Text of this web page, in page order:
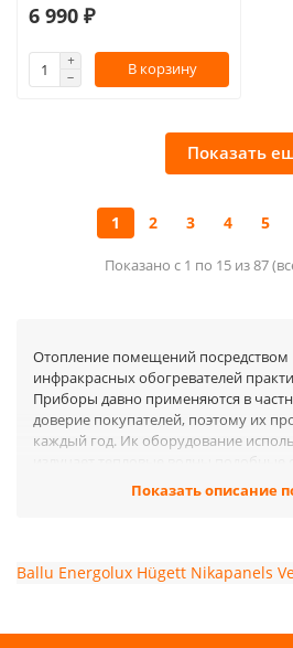
6 990 ₽
В корзину
Показать
1 2 3 4 5
Показано с 1 по 15 из 87
Отопление помещений посредством
инфракрасных обогревателей
Приборы давно применяются в
доверие покупателей, поэтому их
каждый год. Ик оборудование
излучает тепловые волны подобные
тепло не «давит», нагрев ощущается
обогреватели
появились в продаже это
Показать описание
Ballu Energolux Hügett Nikapanels